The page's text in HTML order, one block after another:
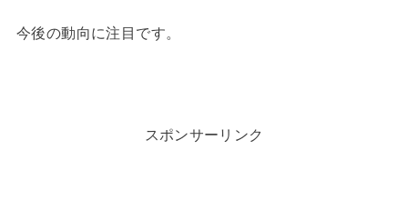
今後の動向に注目です。
スポンサーリンク